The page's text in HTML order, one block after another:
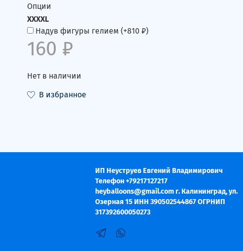
Опции
XXXXL
Надув фигуры гелием (+810 ₽)
160 ₽
Нет в наличии
В избранное
ИП Неуструев Евгений Владимирович
Телефон +79217127217
heyballoons@gmail.com г. Калининград, ул.
Озерная 15 ИНН 390502544867 ОГРНИП
317392600050273